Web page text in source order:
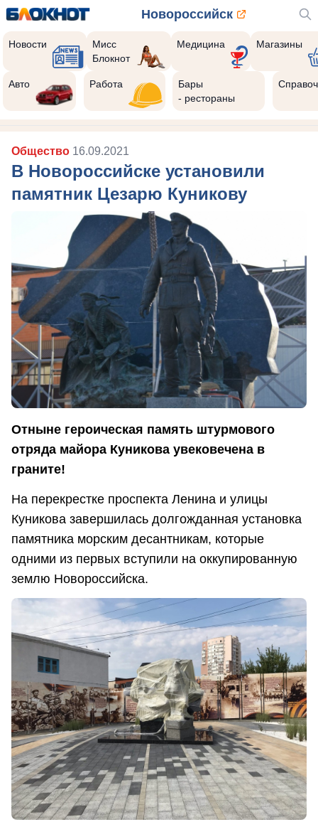
Новороссийск
Новости
Мисс
Блокнот
Медицина Магазины
Авто Работа
Бары
- рестораны
Общество 16.09.2021
В Новороссийске установили
памятник Цезарю Куникову
Отныне героическая память штурмового
отряда майора Куникова увековечена в
граните!
На перекрестке проспекта Ленина и улицы
Куникова завершилась долгожданная установка
памятника морским десантникам, которые
одними из первых вступили на оккупированную
землю Новороссийска.